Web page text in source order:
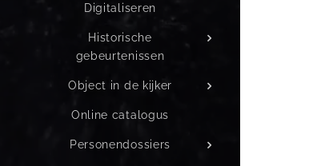
Digitaliseren
Historische
gebeurtenissen
Object in de kijker
Online catalogus
Personendossiers